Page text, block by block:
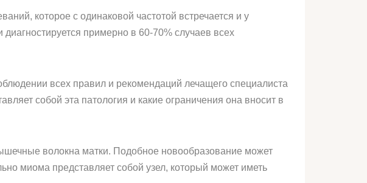
которое с одинаковой частотой встречается и у
примерно в 60-70% случаев всех
всех правил и рекомендаций лечащего специалиста
собой эта патология и какие ограничения она вносит в
волокна матки. Подобное новообразование может
миома представляет собой узел, который может иметь